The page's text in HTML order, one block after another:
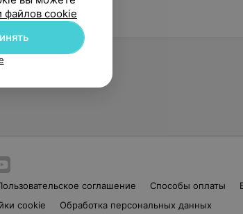
соглашение Способы оплаты
cookie Обработка персональных данных
файлов cookie